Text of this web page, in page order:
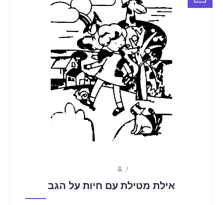
/
אילת מטילת עם חיות על הגב